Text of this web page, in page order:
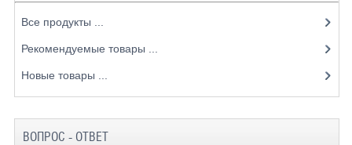
Все продукты ...
Рекомендуемые товары ...
Новые товары ...
ВОПРОС - ОТВЕТ